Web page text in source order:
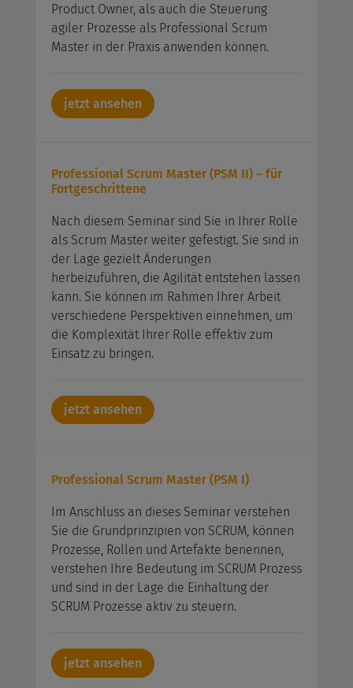
Product Owner, als auch die Steuerung
agiler Prozesse als Professional Scrum
Master in der Praxis anwenden können.
jetzt ansehen
Professional Scrum Master (PSM II) – für
Fortgeschrittene
Nach diesem Seminar sind Sie in Ihrer Rolle
als Scrum Master weiter gefestigt. Sie sind in
der Lage gezielt Änderungen
herbeizuführen, die Agilität entstehen lassen
kann. Sie können im Rahmen Ihrer Arbeit
verschiedene Perspektiven einnehmen, um
die Komplexität Ihrer Rolle effektiv zum
Einsatz zu bringen.
jetzt ansehen
Professional Scrum Master (PSM I)
Im Anschluss an dieses Seminar verstehen
Sie die Grundprinzipien von SCRUM, können
Prozesse, Rollen und Artefakte benennen,
verstehen Ihre Bedeutung im SCRUM Prozess
und sind in der Lage die Einhaltung der
SCRUM Prozesse aktiv zu steuern.
jetzt ansehen